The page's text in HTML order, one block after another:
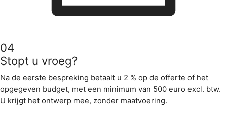
04
Stopt u vroeg?
Na de eerste bespreking betaalt u 2 % op de offerte of het
opgegeven budget, met een minimum van 500 euro excl. btw.
U krijgt het ontwerp mee, zonder maatvoering.